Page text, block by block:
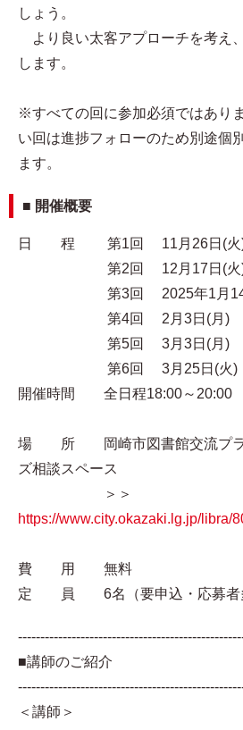
しょう。
より良い太客アプローチを考え
します。
※すべての回に参加必須ではあり
い回は進捗フォローのため別途個
ます。
■ 開催概要
日 程 第1回 11月26日(火
第2回 12月17日(
第3回 2025年1月14
第4回 2月3日(月)
第5回 3月3日(月)
第6回 3月25日(火)
開催時間 全日程18:00～20:00
場 所 岡崎市図書館交流プラ
ズ相談スペース
＞＞
https://www.city.okazaki.lg.jp/libra/
費 用 無料
定 員 6名（要申込・応募者多
■講師のご紹介
＜講師＞